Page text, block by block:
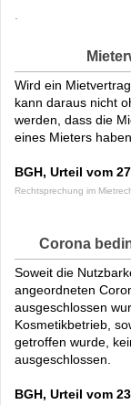
Wird ein
kann daraus nicht
werden, dass die
eines Mieters haben.
BGH, Urteil vom
Rechtsprechung im
Corona
Soweit die
angeordneten
ausgeschlossen
Kosmetikbetrieb,
getroffen wurde,
ausgeschlossen.
BGH, Urteil vom